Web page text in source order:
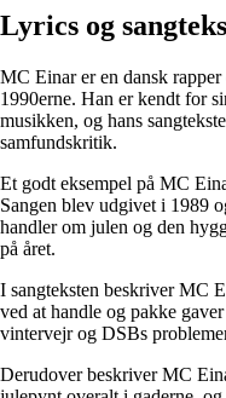
Lyrics og
MC Einar er en dansk
1990erne. Han er kendt for
musikken, og hans
samfundskritik.
Et godt eksempel på MC
Sangen blev udgivet i 1989
handler om julen og den
på året.
I sangteksten beskriver MC
ved at handle og pakke
vintervejr og DSBs
Derudover beskriver MC